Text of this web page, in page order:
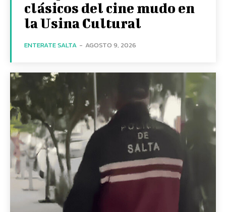
clásicos del cine mudo en
la Usina Cultural
ENTERATE SALTA - AGOSTO 9, 2026